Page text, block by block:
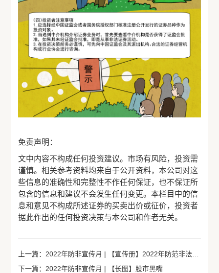
免责声明：
文中内容不构成任何投资建议。市场有风险，投资需
谨慎。相关参考资料均来自于公开资料，本公司对这
些信息的准确性和完整性不作任何保证，也不保证所
包含的信息和建议不会发生任何变更。本栏目中的信
息和意见不构成所述证券的买卖出价或征价，投资者
据此作出的任何投资决策与本公司和作者无关。
下一篇：2022年防非宣传月 | 【长图】股市黑嘴